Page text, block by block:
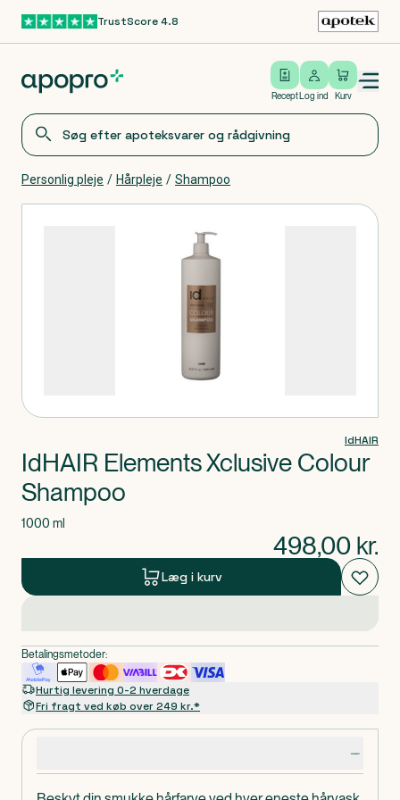
Gå til hovedindholdTrustScore 4.8
Recept
Log ind
Log ind Kurv
Open/close menu
Personlig pleje / Hårpleje / Shampoo
IdHAIR
IdHAIR Elements Xclusive Colour
Shampoo
1000 ml
498,00 kr.
Læg i kurv
Betalingsmetoder:
Hurtig levering 0-2 hverdage
Fri fragt ved køb over 249 kr.*